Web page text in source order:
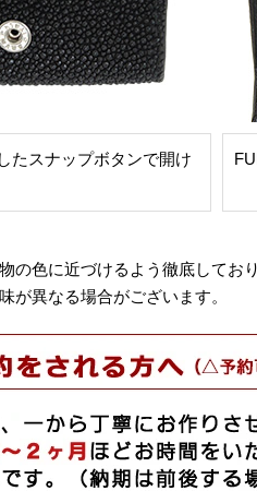
たスナップボタンで開け
の色に近づけるよう徹底してお
が異なる場合がございます。